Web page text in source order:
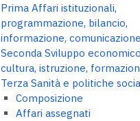
Prima Affari istituzionali,
programmazione, bilancio,
informazione, comunicazione
Seconda Sviluppo
cultura, istruzione,
Terza Sanità e politiche
Composizione
Affari assegnati